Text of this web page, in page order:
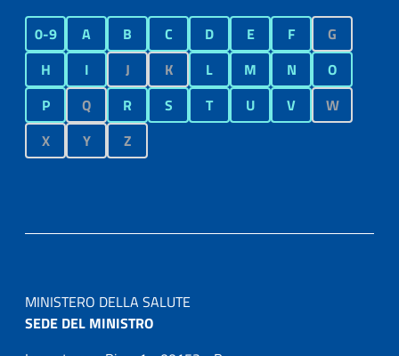
0-9 A B C D E F
G
H
I J K L M N
O
P
Q R S T U V
W
X
Y Z
MINISTERO DELLA SALUTE
SEDE DEL MINISTRO